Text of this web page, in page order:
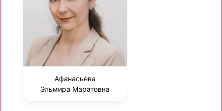
Афанасьева
Эльмира Маратовна